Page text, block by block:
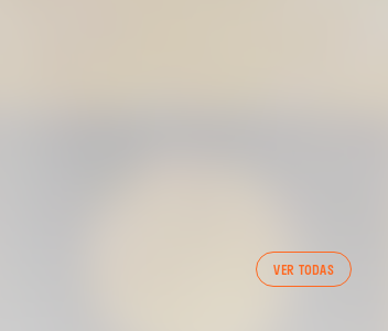
VER TODAS